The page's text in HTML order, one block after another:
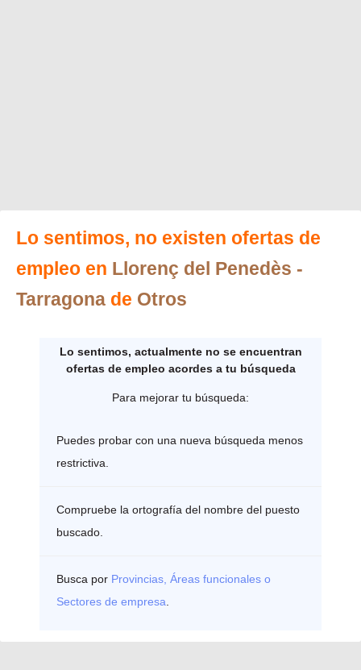
Lo sentimos, no existen ofertas de
empleo en Llorenç del Penedès -
Tarragona de Otros
Lo sentimos, actualmente no se encuentran
ofertas de empleo acordes a tu búsqueda
Para mejorar tu búsqueda:
Puedes probar con una nueva búsqueda menos
restrictiva.
Compruebe la ortografía del nombre del puesto
buscado.
Busca por Provincias, Áreas funcionales o
Sectores de empresa